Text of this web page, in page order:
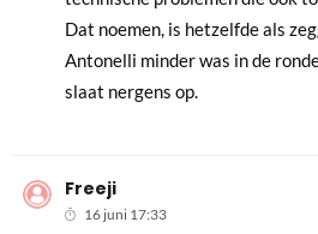
Dat noemen, is hetzelfde als
Antonelli minder was in de
slaat nergens op.
Freeji
16 juni 17:33